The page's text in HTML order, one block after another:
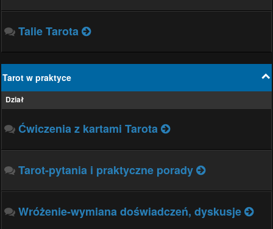
Talie Tarota
Tarot w praktyce
Dział
Ćwiczenia z kartami Tarota
Tarot-pytania i praktyczne porady
Wróżenie-wymiana doświadczeń, dyskusje